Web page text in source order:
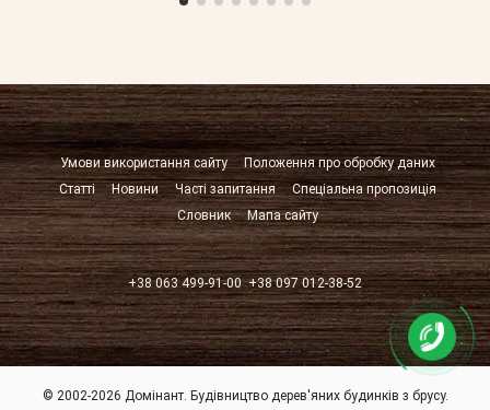
Умови використання сайту
Положення про обробку даних
Статті
Новини Часті запитання
Спеціальна пропозиція
Словник
Мапа сайту
+38 063 499-91-00 +38 097 012-38-52
© 2002-2026 Домінант. Будівництво дерев'яних будинків з брусу.